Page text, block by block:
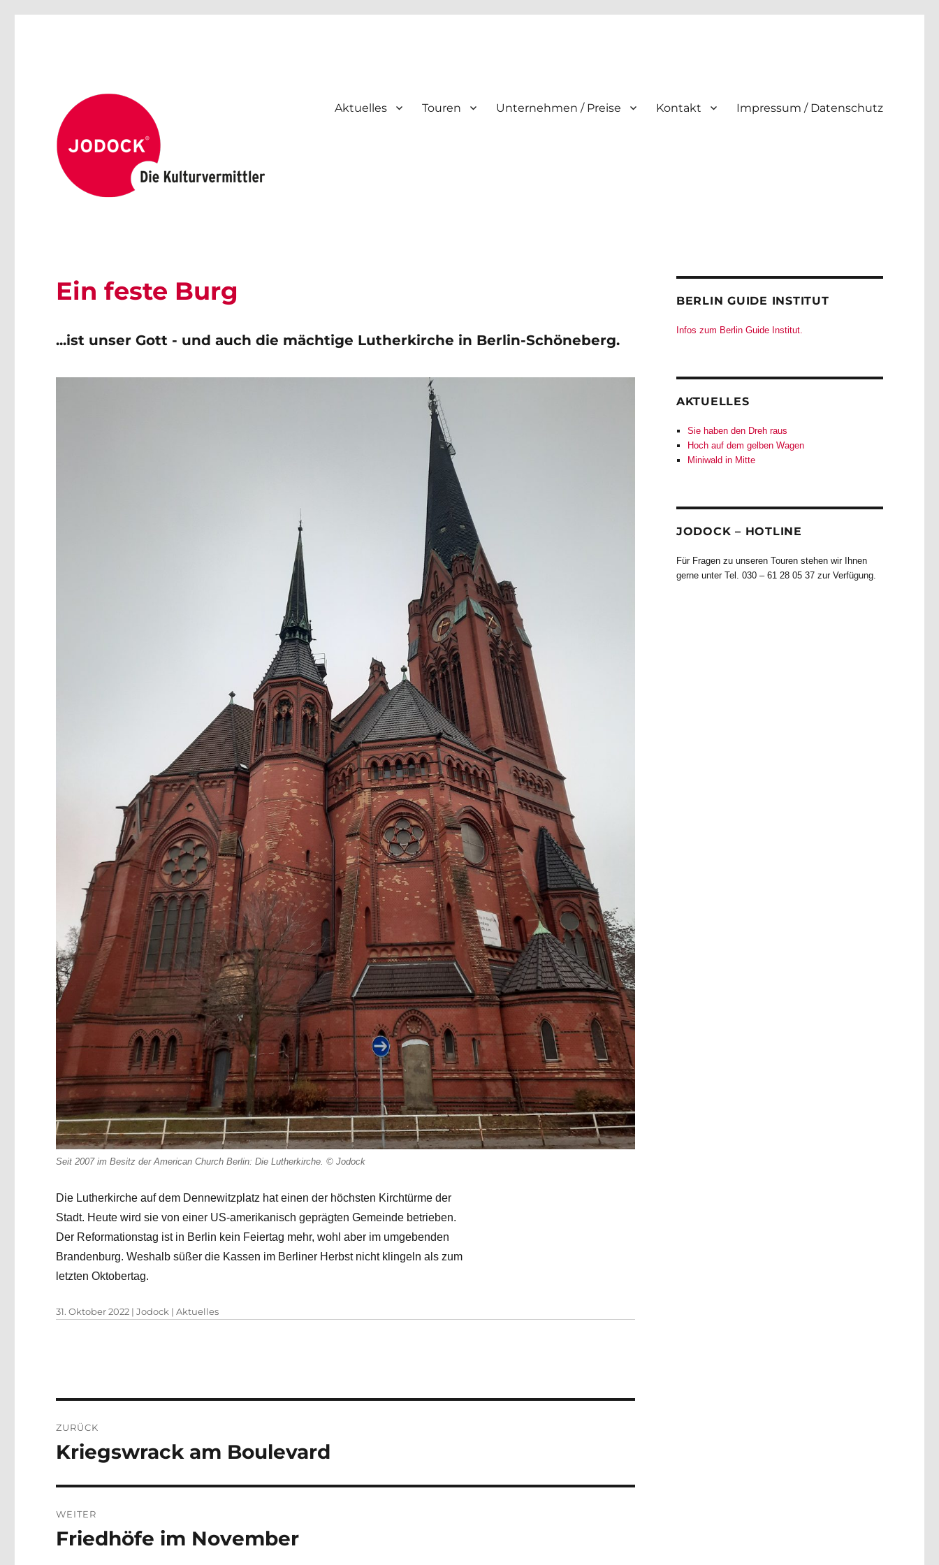
Aktuelles Touren Unternehmen / Preise Kontakt Impressum / Datenschutz
Ein feste Burg
...ist unser Gott - und auch die mächtige Lutherkirche in Berlin-Schöneberg.
Seit 2007 im Besitz der American Church Berlin: Die Lutherkirche. © Jodock
Die Lutherkirche auf dem Dennewitzplatz hat einen der höchsten Kirchtürme der
Stadt. Heute wird sie von einer US-amerikanisch geprägten Gemeinde betrieben.
Der Reformationstag ist in Berlin kein Feiertag mehr, wohl aber im umgebenden
Brandenburg. Weshalb süßer die Kassen im Berliner Herbst nicht klingeln als zum
letzten Oktobertag.
Veröffentlicht
31. Oktober 2022 |Autor
Jodock |Kategorien
Aktuelles
ZURÜCK
Vorheriger
Kriegswrack am Boulevard
WEITER
Nächster
Friedhöfe im November
BERLIN GUIDE INSTITUT
Infos zum Berlin Guide Institut.
AKTUELLES
Sie haben den Dreh raus
Hoch auf dem gelben Wagen
Miniwald in Mitte
JODOCK – HOTLINE
Für Fragen zu unseren Touren stehen wir Ihnen
gerne unter Tel. 030 – 61 28 05 37 zur Verfügung.